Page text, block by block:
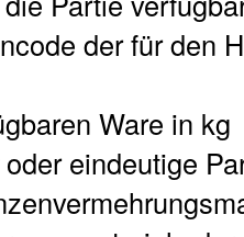
der für den
Ware in kg
eindeutige